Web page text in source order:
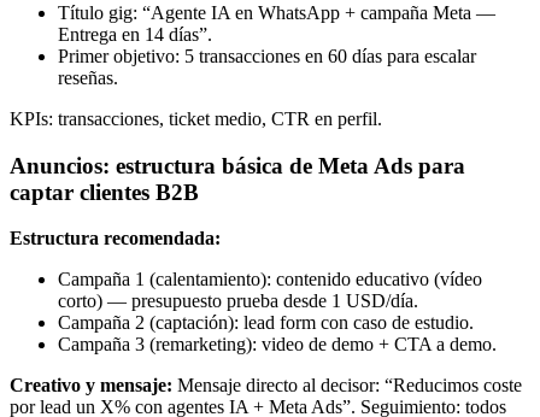
Título gig: “Agente IA en WhatsApp + campaña Meta —
Entrega en 14 días”.
Primer objetivo: 5 transacciones en 60 días para escalar
reseñas.
KPIs: transacciones, ticket medio, CTR en perfil.
Anuncios: estructura básica de Meta Ads para
captar clientes B2B
Estructura recomendada:
Campaña 1 (calentamiento): contenido educativo (vídeo
corto) — presupuesto prueba desde 1 USD/día.
Campaña 2 (captación): lead form con caso de estudio.
Campaña 3 (remarketing): video de demo + CTA a demo.
Creativo y mensaje: Mensaje directo al decisor: “Reducimos coste
por lead un X% con agentes IA + Meta Ads”. Seguimiento: todos